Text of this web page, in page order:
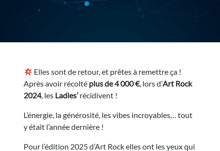
Elles sont de retour, et prêtes à remettre ça !
Après avoir récolté plus de 4 000 €, lors d’Art Rock
2024, les Ladies’récidivent !
L’énergie, la générosité, les vibes incroyables… tout
y était l’année dernière !
Pour l’édition 2025 d’Art Rock elles ont les yeux qui